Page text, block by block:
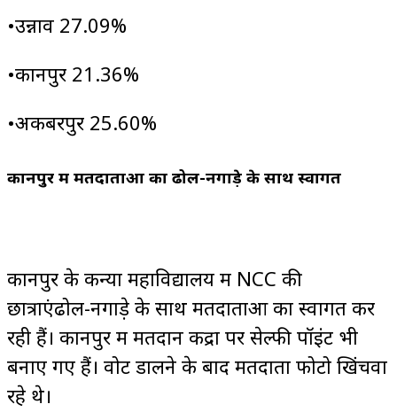
•उन्नाव 27.09%
•कानपुर 21.36%
•अकबरपुर 25.60%
कानपुर में मतदाताओं का ढोल-नगाड़े के साथ स्वागत
कानपुर के कन्या महाविद्यालय में NCC की
छात्राएंढोल-नगाड़े के साथ मतदाताओं का स्वागत कर
रही हैं। कानपुर में मतदान केंद्रों पर सेल्फी पॉइंट भी
बनाए गए हैं। वोट डालने के बाद मतदाता फोटो खिंचवा
रहे थे।